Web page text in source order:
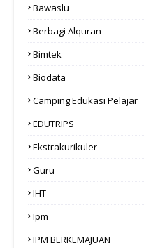
Bawaslu
Berbagi Alquran
Bimtek
Biodata
Camping Edukasi Pelajar
EDUTRIPS
Ekstrakurikuler
Guru
IHT
Ipm
IPM BERKEMAJUAN